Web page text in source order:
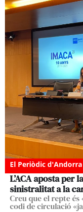
El Periòdic d'Andorra
L’ACA aposta
sinistralitat a la
Creu que el repte
codi de circulació